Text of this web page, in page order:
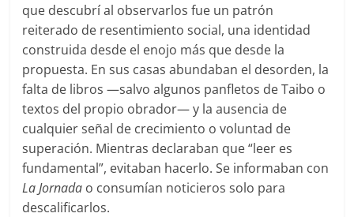
que descubrí al observarlos fue un patrón
reiterado de resentimiento social, una identidad
construida desde el enojo más que desde la
propuesta. En sus casas abundaban el desorden, la
falta de libros —salvo algunos panfletos de Taibo o
textos del propio obrador— y la ausencia de
cualquier señal de crecimiento o voluntad de
superación. Mientras declaraban que “leer es
fundamental”, evitaban hacerlo. Se informaban con
La Jornada o consumían noticieros solo para
descalificarlos.